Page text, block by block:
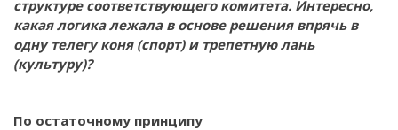
структуре соответствующего комитета. Интересно,
какая логика лежала в основе решения впрячь в
одну телегу коня (спорт) и трепетную лань
(культуру)?
По остаточному принципу